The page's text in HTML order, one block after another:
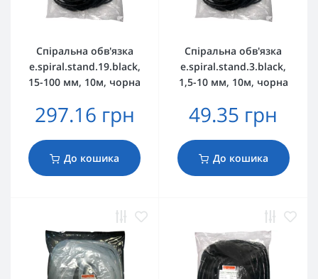
Спіральна обв'язка
e.spiral.stand.19.black,
15-100 мм, 10м, чорна
297.16 грн
До кошика
Спіральна обв'язка
e.spiral.stand.3.black,
1,5-10 мм, 10м, чорна
49.35 грн
До кошика